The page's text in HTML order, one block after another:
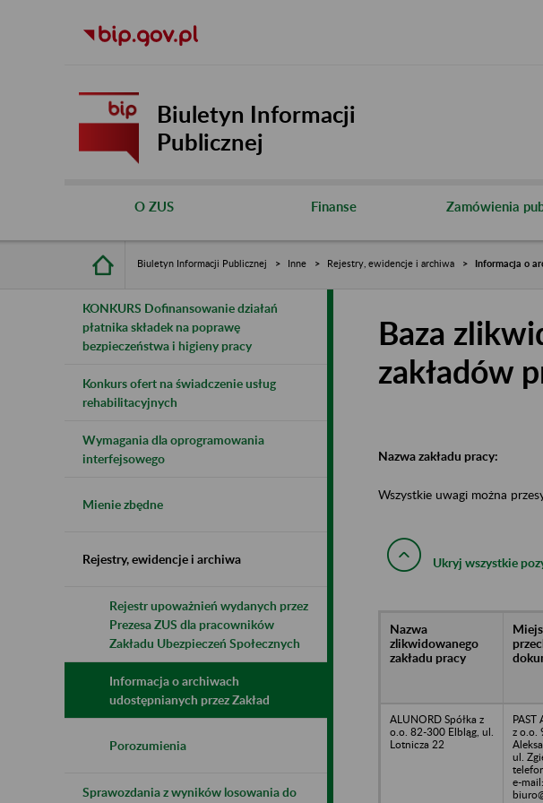
Biuletyn Informacji
Publicznej
O ZUS Finanse Zamówienia
Biuletyn Informacji Publicznej Inne Rejestry, ewidencje i archiwa Informacja o
KONKURS Dofinansowanie działań
płatnika składek na poprawę
bezpieczeństwa i higieny pracy
Konkurs ofert na świadczenie usług
rehabilitacyjnych
Wymagania dla oprogramowania
interfejsowego
Mienie zbędne
Rejestry, ewidencje i archiwa
Rejestr upoważnień wydanych przez
Prezesa ZUS dla pracowników
Zakładu Ubezpieczeń Społecznych
Informacja o archiwach
udostępnianych przez Zakład
Porozumienia
Sprawozdania z wyników losowania do
Baza
zakładów
Nazwa zakładu pracy:
Wszystkie uwagi można
Ukryj wszystkie
Nazwa
zlikwidowanego
zakładu pracy
ALUNORD Spółka z
o.o. 82-300 Elbląg, ul.
Lotnicza 22
PAST
z o.o.
ul.
e-mail: